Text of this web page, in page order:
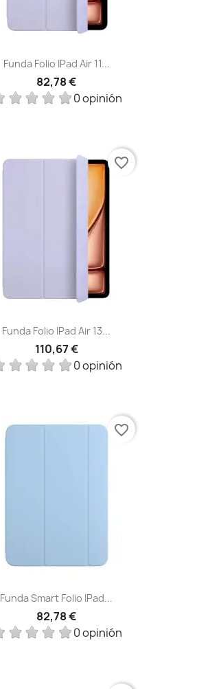
Funda Folio IPad Air 11...
82,78 €
0 opinión
Funda Folio IPad Air 13...
110,67 €
0 opinión
favorite_border
Funda Smart Folio IPad...
82,78 €
0 opinión
favorite_border